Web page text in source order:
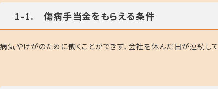
1-1. 傷病手当金をもらえる条件
病気やけがのために働くことができず、会社を休んだ日が連続し